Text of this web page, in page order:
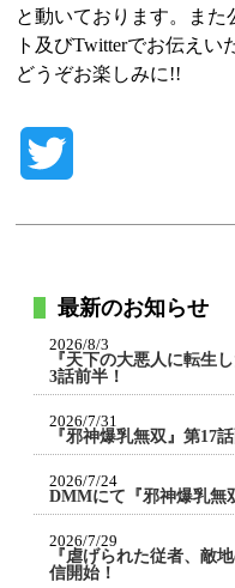
と動いております。また
ト及びTwitterでお伝えい
どうぞお楽しみに!!
最新のお知らせ
2026/8/3
『天下の大悪人に転生
3話前半！
2026/7/31
『邪神爆乳無双』第17
2026/7/24
DMMにて『邪神爆乳無
2026/7/29
『虐げられた従者、敵
信開始！